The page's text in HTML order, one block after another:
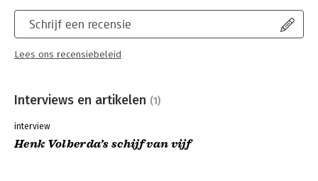
Schrijf een recensie
Lees ons recensiebeleid
Interviews en artikelen (1)
interview
Henk Volberda’s schijf van vijf